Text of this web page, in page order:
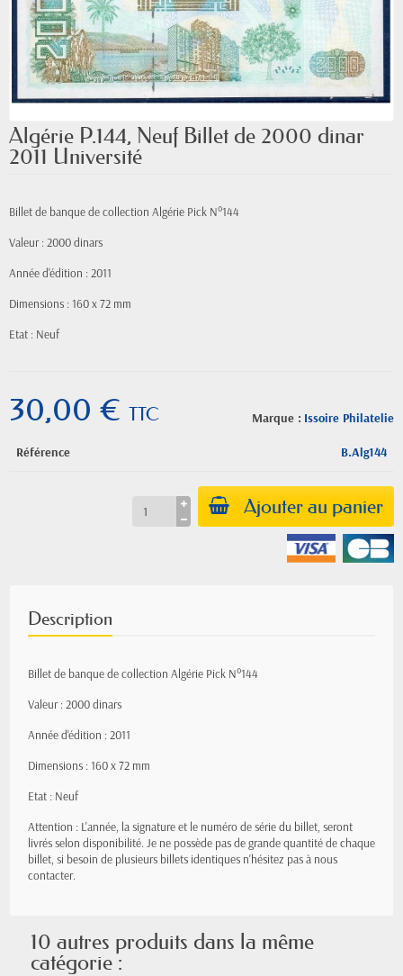
Algérie P.144, Neuf Billet de 2000 dinar
2011 Université
Billet de banque de collection Algérie Pick N°144
Valeur : 2000 dinars
Année d'édition : 2011
Dimensions : 160 x 72 mm
Etat : Neuf
Marque : Issoire Philatelie
30,00 € TTC
Référence B.Alg144
Ajouter au panier
Description
Billet de banque de collection Algérie Pick N°144
Valeur : 2000 dinars
Année d'édition : 2011
Dimensions : 160 x 72 mm
Etat : Neuf
Attention : L'année, la signature et le numéro de série du billet, seront
livrés selon disponibilité. Je ne possède pas de grande quantité de chaque
billet, si besoin de plusieurs billets identiques n'hésitez pas à nous
contacter.
10 autres produits dans la même
catégorie :